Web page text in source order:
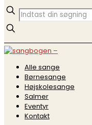
Alle sange
Børnesange
Højskolesange
Salmer
Eventyr
Kontakt